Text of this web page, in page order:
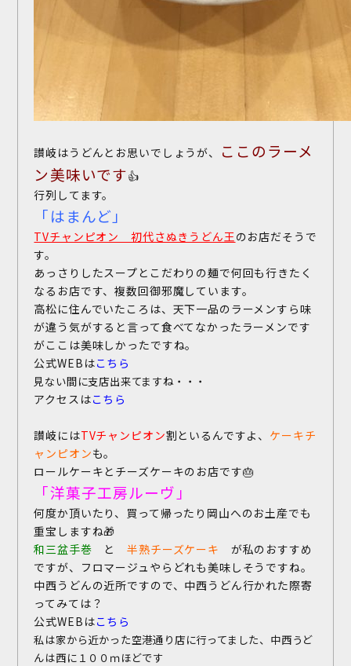
讃岐はうどんとお思いでしょうが、
ここのラーメ
ン美味いです👍
行列してます。
「はまんど」
TVチャンピオン 初代さぬきうどん王のお店だそうで
す。
あっさりしたスープとこだわりの麺で何回も行きたく
なるお店です、複数回御邪魔しています。
高松に住んでいたころは、天下一品のラーメンすら味
が違う気がすると言って食べてなかったラーメンです
がここは美味しかったですね。
公式WEBはこちら
見ない間に支店出来てますね・・・
アクセスはこちら
讃岐にはTVチャンピオン割といるんですよ、 ケーキチ
ャンピオンも。
ロールケーキとチーズケーキのお店です🎂
「洋菓子工房ルーヴ」
何度か頂いたり、買って帰ったり岡山へのお土産でも
重宝しますね🎁
和三盆手巻 と半熟チーズケーキ が私のおすすめ
ですが、フロマージュやらどれも美味しそうですね。
中西うどんの近所ですので、中西うどん行かれた際寄
ってみては？
公式WEBはこちら
私は家から近かった空港通り店に行ってました、中西うど
んは西に１００ｍほどです